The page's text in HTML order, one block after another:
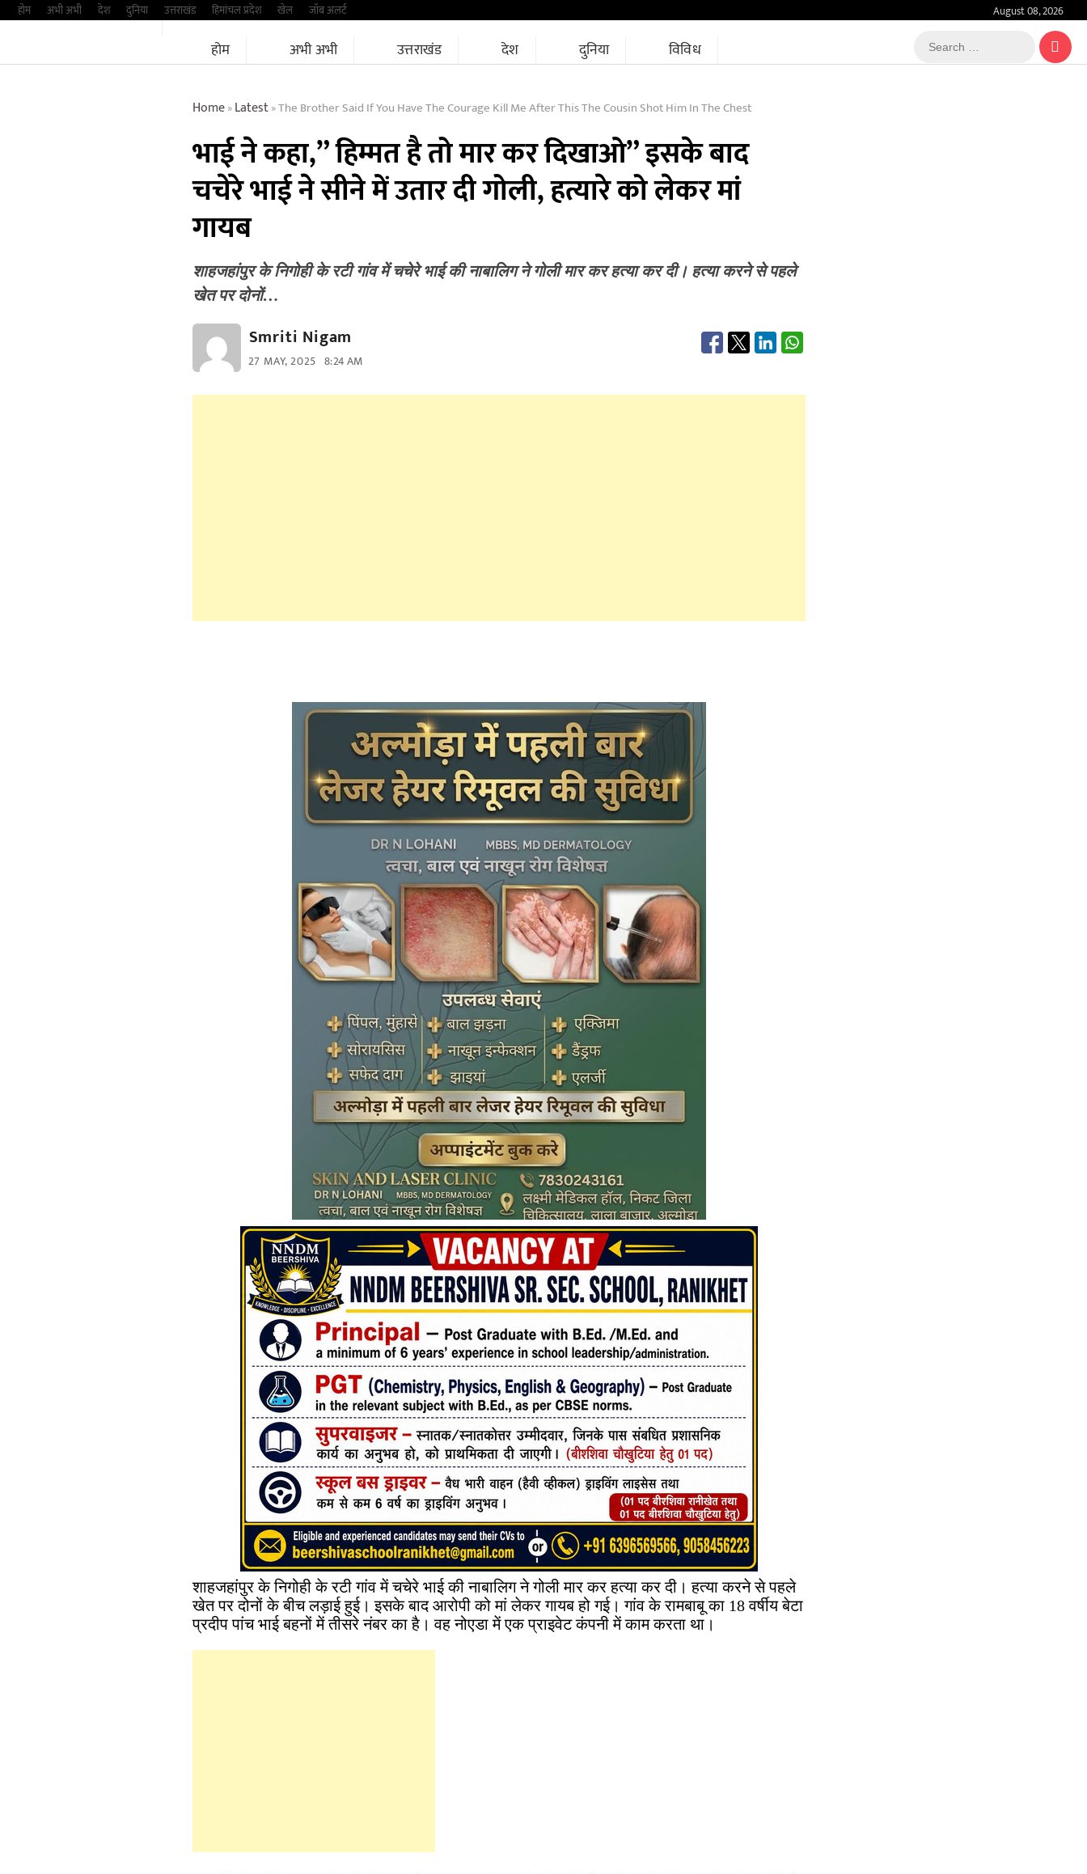
Skipहोम अभी अभी देश दुनिया उत्तराखंड हिमांचल प्रदेश खेल जॉब अलर्ट August 08, 2026
होम अभी अभी उत्तराखंड देश दुनिया विविध
Search
…
Home»Latest»The Brother Said If You Have The Courage Kill Me After This The Cousin Shot Him In The Chest
भाई ने कहा,” हिम्मत है तो मार कर दिखाओ” इसके बाद
चचेरे भाई ने सीने में उतार दी गोली, हत्यारे को लेकर मां
गायब
शाहजहांपुर के निगोही के रटी गांव में चचेरे भाई की नाबालिग ने गोली मार कर हत्या कर दी। हत्या करने से पहले
खेत पर दोनों…
Smriti Nigam
27 MAY, 2025 8:24 AM
शाहजहांपुर के निगोही के रटी गांव में चचेरे भाई की नाबालिग ने गोली मार कर हत्या कर दी। हत्या करने से पहले
खेत पर दोनों के बीच लड़ाई हुई। इसके बाद आरोपी को मां लेकर गायब हो गई। गांव के रामबाबू का 18 वर्षीय बेटा
प्रदीप पांच भाई बहनों में तीसरे नंबर का है। वह नोएडा में एक प्राइवेट कंपनी में काम करता था।